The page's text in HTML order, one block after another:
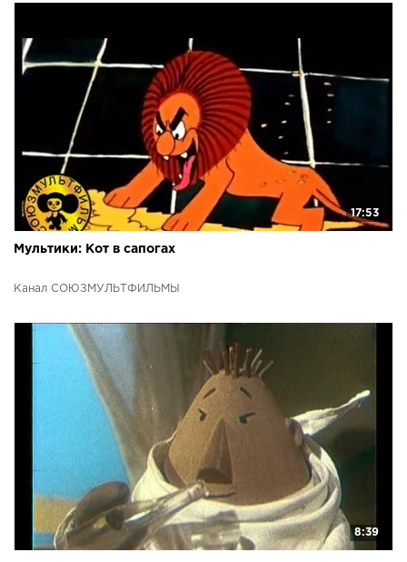
17:53
Мультики: Кот в сапогах
Канал СОЮЗМУЛЬТФИЛЬМЫ
8:39